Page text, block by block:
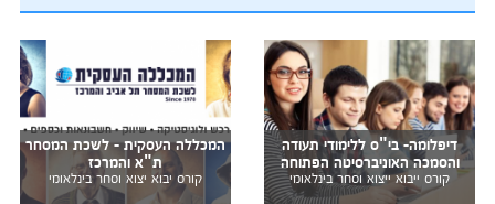
דיפלומה- בי"ס ללימודי תעודה
והסמכה האוניברסיטה הפתוחה
קורס ייבוא ייצוא וסחר בינלאומי
המכללה העסקית - לשכת המסחר
ת"א והמרכז
קורס יבוא יצוא וסחר בינלאומי